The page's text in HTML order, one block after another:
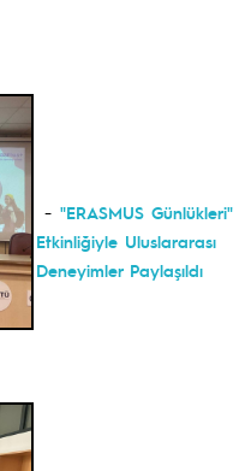
- "ERASMUS Günlükleri"
Etkinliğiyle Uluslararası
Deneyimler Paylaşıldı